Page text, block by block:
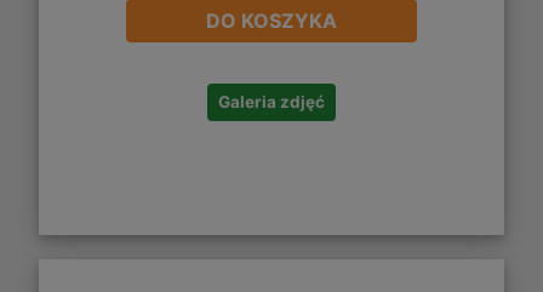
DO KOSZYKA
Galeria zdjęć